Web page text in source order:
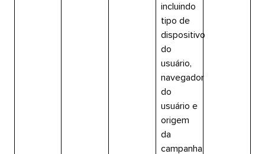
incluindo
tipo de
dispositivo
do
usuário,
navegador
do
usuário e
origem
da
campanha.​​